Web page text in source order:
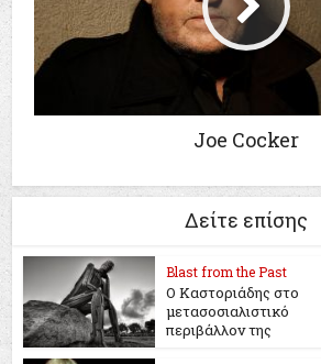
Joe Cocker
Δείτε επίσης
Blast from the Past
Ο Καστοριάδης στο
μετασοσιαλιστικό
περιβάλλον της